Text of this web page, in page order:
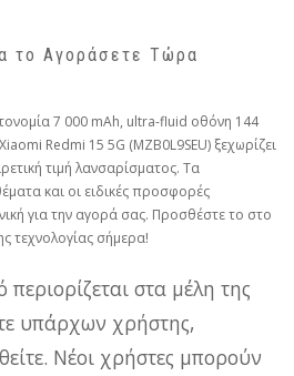
το Αγοράσετε Τώρα
7 000 mAh, ultra-fluid οθόνη 144
Redmi 15 5G (MZB0L9SEU) ξεχωρίζει
τιμή λανσαρίσματος. Τα
και οι ειδικές προσφορές
για την αγορά σας. Προσθέστε το στο
τεχνολογίας σήμερα!
στα μέλη της
υπάρχων χρήστης,
Νέοι χρήστες μπορούν